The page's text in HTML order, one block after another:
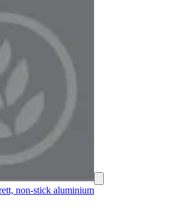
non-stick aluminium